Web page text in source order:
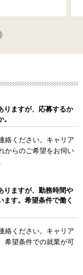
りますが、応募するか
絡ください。キャリア
からのご希望をお伺い
りますが、勤務時間や
す。希望条件で働く
絡ください。キャリア
希望条件での就業が可